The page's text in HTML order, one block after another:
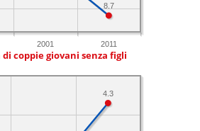
2001 2011
8.7
di coppie giovani senza figli
4.3